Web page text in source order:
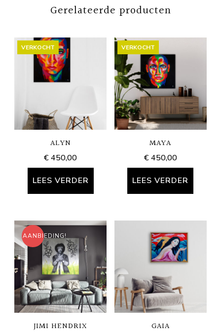
Gerelateerde producten
VERKOCHT
ALYN
€450,00
LEES VERDER
VERKOCHT
MAYA
€450,00
LEES VERDER
AANBIEDING!
JIMI HENDRIX GAIA